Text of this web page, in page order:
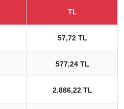
TL
57,72 TL
577,24 TL
2.886,22 TL